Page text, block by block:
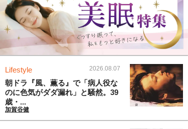
Lifestyle 2026.08.07
朝ドラ『風、薫る』で「病人役な
のに色気がダダ漏れ」と騒然。39
歳・...
加賀谷健